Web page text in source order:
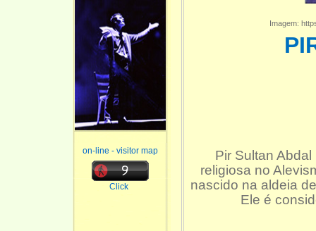
on-line - visitor map
Click
Imagem:
Pir Sultan
religiosa no
nascido na aldeia
Ele é